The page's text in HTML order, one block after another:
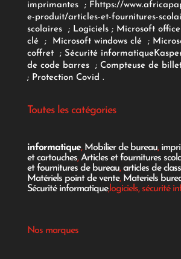
imprimantes
; Fhttps://
e-produit/articles-et-fournitures-
scolaires; Logiciels ; Microsoft office
clé
; Microsoft windows clé;
coffret ; Sécurité informatique
de code barres
; Compteuse de
; Protection Covid .
Toutes les catégories
informatique, Mobilier de bureau,
et cartouches,Articles et fournitures
et fournitures de bureau,articles de
Matériels point de vente, Materiels
Sécurité informatique,logiciels, sécurité
Nos marques